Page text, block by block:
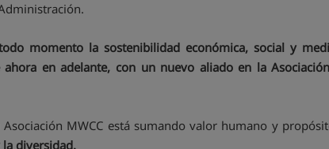
momento la sostenibilidad económica, social y
en adelante, con un nuevo aliado en la
MWCC está sumando valor humano y
diversidad.